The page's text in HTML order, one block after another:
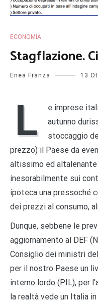
ECONOMIA
Stagflazione.
Enea Franza 13
L
e imprese
autunno
stoccaggio
prezzo) il Paese da
altissimo ed altalenante
inesorabilmente sui
ipoteca una pressoché
dei prezzi al consumo,
Dunque, sebbene le
aggiornamento al DEF
Consiglio dei ministri
per il nostro Paese un
interno lordo (PIL), per
la realtà vede un Italia